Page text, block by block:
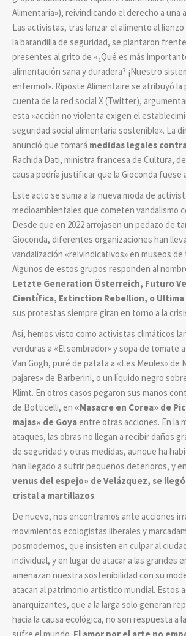
Alimentaria»), reivindicando el derecho a una
Las activistas, tras lanzar el alimento al
la barandilla de seguridad, se plantaron
presentes al grito de «¿Qué es más
alimentación sana y duradera? ¡Nuestro
enfermo!». Riposte Alimentaire se atribuyó
cuenta de la red social X (Twitter),
esta «acción no violenta exigen el
seguridad social alimentaria sostenible». La
anunció que tomará medidas legales
Rachida Dati, ministra francesa de Cultura,
causa podría justificar que la Gioconda fuese
Este acto se suma a la nueva moda de
medioambientales que cometen vandalismo
Desde que en 2022 arrojasen un pedazo de
Gioconda, diferentes organizaciones han
vandalización «reivindicativos» en museos
Algunos de estos grupos responden al
Letzte Generation Österreich, Futuro
Científica, Extinction Rebellion, o
sus protestas siempre giran en torno a la
Así, hemos visto como activistas climáticos
verduras a «El sembrador» y sopa de tomate
Van Gogh, puré de patata a «Les Meules» de
pajares» de Barberini, o un líquido negro
Klimt. En otros casos pegaron sus manos
de Botticelli, en «Masacre en Corea» de
majas» de Goyaentre otras acciones. En la
ataques, las obras no llegan a recibir daños
de seguridad y otras medidas, aunque ha
han llegado a sufrir pequeños deterioros, y
venus del espejo» de Velázquez, se
cristal a martillazos.
De nuevo, nos encontramos ante acciones
movimientos ecologistas liberales y
posmodernos, que insisten en culpar al
individual, y en lugar de atacar a las grandes
amenazan nuestra sostenibilidad con su
atacan al patrimonio artístico mundial. Estos
anarquizantes, que a la larga solo generan
hacia la causa ecológica, no son respuesta a